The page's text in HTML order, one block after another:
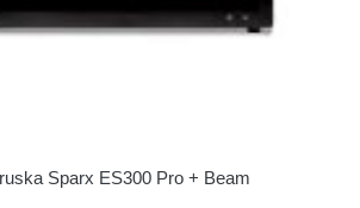
Sparx ES300 Pro + Beam